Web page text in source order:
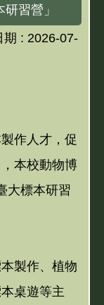
習營」
期 : 2026-07-
作人才，促
本校動物博
大標本研習
製作、植物
桌遊等主